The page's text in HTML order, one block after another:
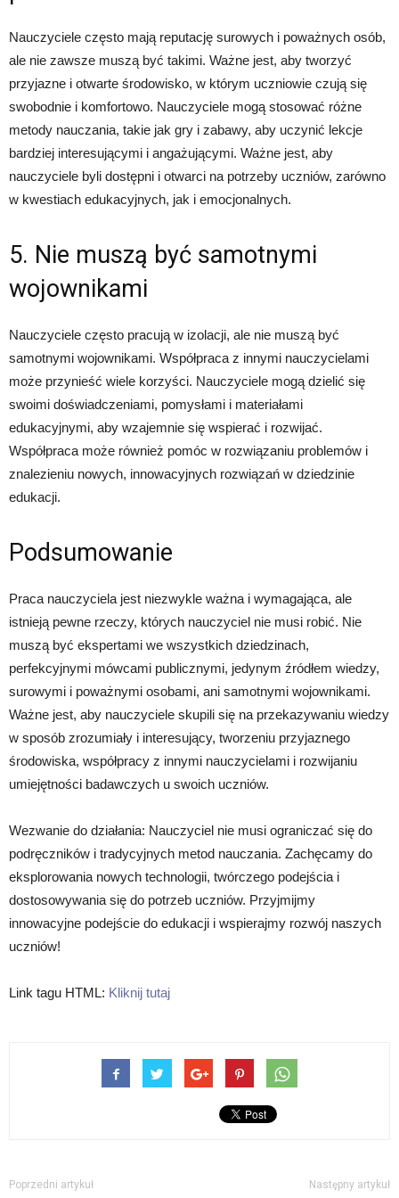
Nauczyciele często mają reputację surowych i poważnych osób,
ale nie zawsze muszą być takimi. Ważne jest, aby tworzyć
przyjazne i otwarte środowisko, w którym uczniowie czują się
swobodnie i komfortowo. Nauczyciele mogą stosować różne
metody nauczania, takie jak gry i zabawy, aby uczynić lekcje
bardziej interesującymi i angażującymi. Ważne jest, aby
nauczyciele byli dostępni i otwarci na potrzeby uczniów, zarówno
w kwestiach edukacyjnych, jak i emocjonalnych.
5. Nie muszą być samotnymi
wojownikami
Nauczyciele często pracują w izolacji, ale nie muszą być
samotnymi wojownikami. Współpraca z innymi nauczycielami
może przynieść wiele korzyści. Nauczyciele mogą dzielić się
swoimi doświadczeniami, pomysłami i materiałami
edukacyjnymi, aby wzajemnie się wspierać i rozwijać.
Współpraca może również pomóc w rozwiązaniu problemów i
znalezieniu nowych, innowacyjnych rozwiązań w dziedzinie
edukacji.
Podsumowanie
Praca nauczyciela jest niezwykle ważna i wymagająca, ale
istnieją pewne rzeczy, których nauczyciel nie musi robić. Nie
muszą być ekspertami we wszystkich dziedzinach,
perfekcyjnymi mówcami publicznymi, jedynym źródłem wiedzy,
surowymi i poważnymi osobami, ani samotnymi wojownikami.
Ważne jest, aby nauczyciele skupili się na przekazywaniu wiedzy
w sposób zrozumiały i interesujący, tworzeniu przyjaznego
środowiska, współpracy z innymi nauczycielami i rozwijaniu
umiejętności badawczych u swoich uczniów.
Wezwanie do działania: Nauczyciel nie musi ograniczać się do
podręczników i tradycyjnych metod nauczania. Zachęcamy do
eksplorowania nowych technologii, twórczego podejścia i
dostosowywania się do potrzeb uczniów. Przyjmijmy
innowacyjne podejście do edukacji i wspierajmy rozwój naszych
uczniów!
Link tagu HTML: Kliknij tutaj
Poprzedni artykuł Następny artykuł